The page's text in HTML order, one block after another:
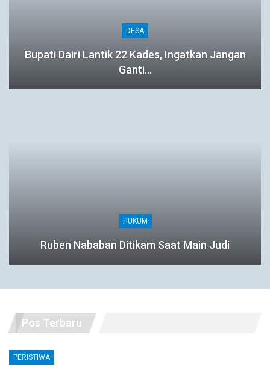
DESA
Bupati Dairi Lantik 22 Kades, Ingatkan Jangan
Ganti…
HUKUM
Ruben Nababan Ditikam Saat Main Judi
Pos Terbaru
PERISTIWA